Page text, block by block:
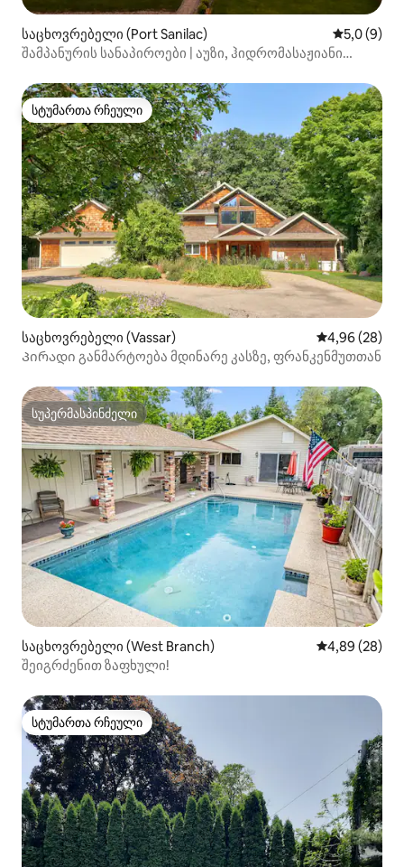
საცხოვრებელი (Port Sanilac) საშუალო
5,0 (9)
შამპანურის სანაპიროები | აუზი, ჰიდრომასაჟიანი
სტუმართა რჩეული
სტუმართა რჩეული
საცხოვრებელი (Vassar) საშუალო
4,96 (28)
Პირადი განმარტოება მდინარე კასზე, ფრანკენმუთთან
სუპერმასპინძელი
სუპერმასპინძელი
საცხოვრებელი (West Branch) საშუალო
4,89 (28)
შეიგრძენით ზაფხული!
სტუმართა რჩეული
სტუმართა რჩეული